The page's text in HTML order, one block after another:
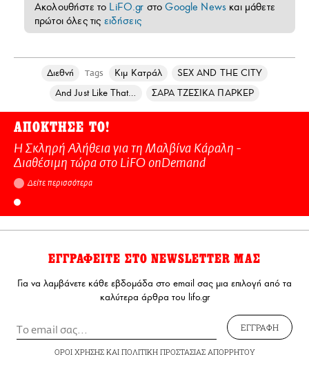
Ακολουθήστε το LiFO.gr στοGoogle News και μάθετε
πρώτοι όλες τις ειδήσεις
Διεθνή Tags Κιμ Κατράλ
SEX AND THE CITY
And Just Like That…
ΣΑΡΑ ΤΖΕΣΙΚΑ ΠΑΡΚΕΡ
ΑΠΟΚΤΗΣΕ ΤΟ!
Η Σκληρή Αλήθεια για τη Μαλβίνα Κάραλη -
Διαθέσιμη τώρα στo LiFO onDemand
Δείτε περισσότερα
ΕΓΓΡΑΦΕΙΤΕ ΣΤΟ NEWSLETTER ΜΑΣ
Για να λαμβάνετε κάθε εβδομάδα στο email σας μια επιλογή από τα
καλύτερα άρθρα του lifo.gr
ΕΓΓΡΑΦΗ
ΟΡΟΙ ΧΡΗΣΗΣΚΑΙ ΠΟΛΙΤΙΚΗ ΠΡΟΣΤΑΣΙΑΣ ΑΠΟΡΡΗΤΟΥ